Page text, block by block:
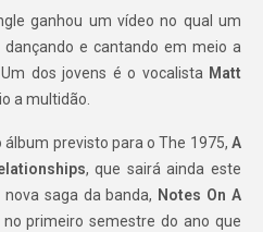
ganhou um vídeo no qual um
e cantando em meio a
dos jovens é o vocalista Matt
a multidão.
previsto para o The 1975, A
, que sairá ainda este
saga da banda, Notes On A
no primeiro semestre do ano que